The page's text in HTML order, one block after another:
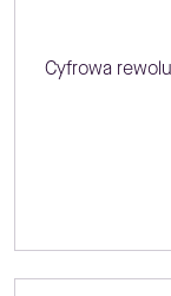
Cyfrowa